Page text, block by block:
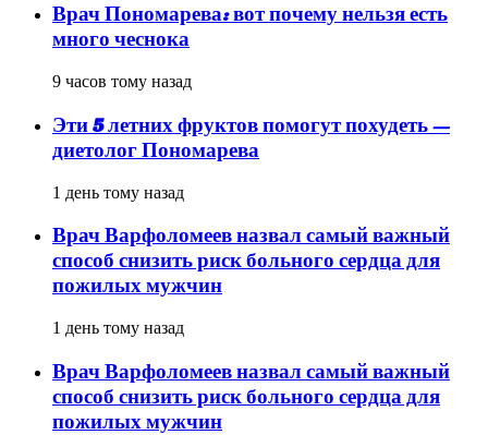
Врач Пономарева: вот почему нельзя есть
много чеснока
9 часов тому назад
Эти 5 летних фруктов помогут похудеть —
диетолог Пономарева
1 день тому назад
Врач Варфоломеев назвал самый важный
способ снизить риск больного сердца для
пожилых мужчин
1 день тому назад
Врач Варфоломеев назвал самый важный
способ снизить риск больного сердца для
пожилых мужчин